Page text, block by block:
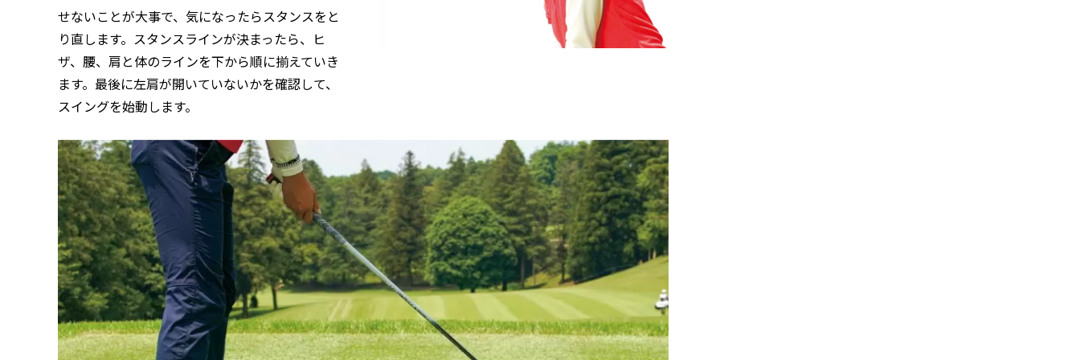
せないことが大事で、気になったらスタンスをと
り直します。スタンスラインが決まったら、ヒ
ザ、腰、肩と体のラインを下から順に揃えていき
ます。最後に左肩が開いていないかを確認して、
スイングを始動します。